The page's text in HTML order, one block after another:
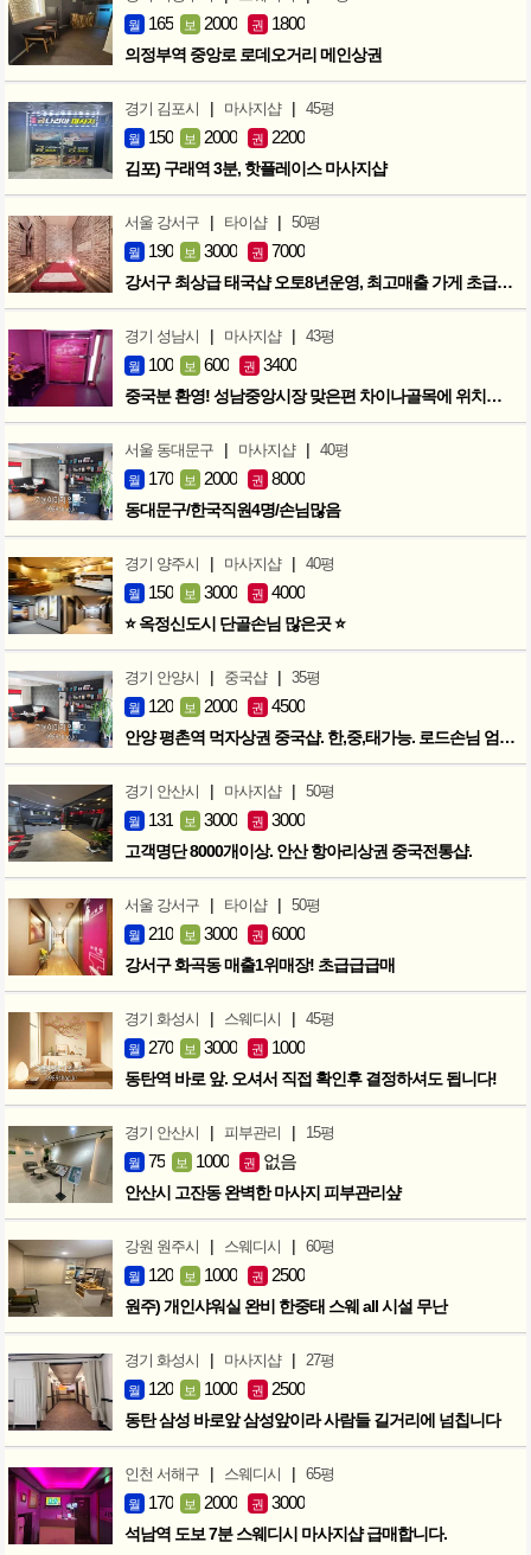
월 165 보 2000 권 1800
의정부역 중앙로 로데오거리 메인상권
경기 김포시 | 마사지샵 | 45평
월 150 보 2000 권 2200
김포) 구래역 3분, 핫플레이스 마사지샵
서울 강서구 | 타이샵 | 50평
월 190 보 3000 권 7000
강서구 최상급 태국샵 오토8년운영, 최고매출 가게 초급매!!!
경기 성남시 | 마사지샵 | 43평
월 100 보 600 권 3400
중국분 환영! 성남중앙시장 맞은편 차이나골목에 위치한 마사지샵
서울 동대문구 | 마사지샵 | 40평
월 170 보 2000 권 8000
동대문구/한국직원4명/손님많음
경기 양주시 | 마사지샵 | 40평
월 150 보 3000 권 4000
⭐ 옥정신도시 단골손님 많은곳 ⭐
경기 안양시 | 중국샵 | 35평
월 120 보 2000 권 4500
안양 평촌역 먹자상권 중국샵. 한,중,태가능. 로드손님 엄청많아요!
경기 안산시 | 마사지샵 | 50평
월 131 보 3000 권 3000
고객명단 8000개이상. 안산 항아리상권 중국전통샵.
서울 강서구 | 타이샵 | 50평
월 210 보 3000 권 6000
강서구 화곡동 매출1위매장! 초급급급매
경기 화성시 | 스웨디시 | 45평
월 270 보 3000 권 1000
동탄역 바로 앞. 오셔서 직접 확인후 결정하셔도 됩니다!
경기 안산시 | 피부관리 | 15평
월 75 보 1000 권 없음
안산시 고잔동 완벽한 마사지 피부관리샾
강원 원주시 | 스웨디시 | 60평
월 120 보 1000 권 2500
원주) 개인샤워실 완비 한중태 스웨 all 시설 무난
경기 화성시 | 마사지샵 | 27평
월 120 보 1000 권 2500
동탄 삼성 바로앞 삼성앞이라 사람들 길거리에 넘칩니다
인천 서해구 | 스웨디시 | 65평
월 170 보 2000 권 3000
석남역 도보 7분 스웨디시 마사지샵 급매합니다.